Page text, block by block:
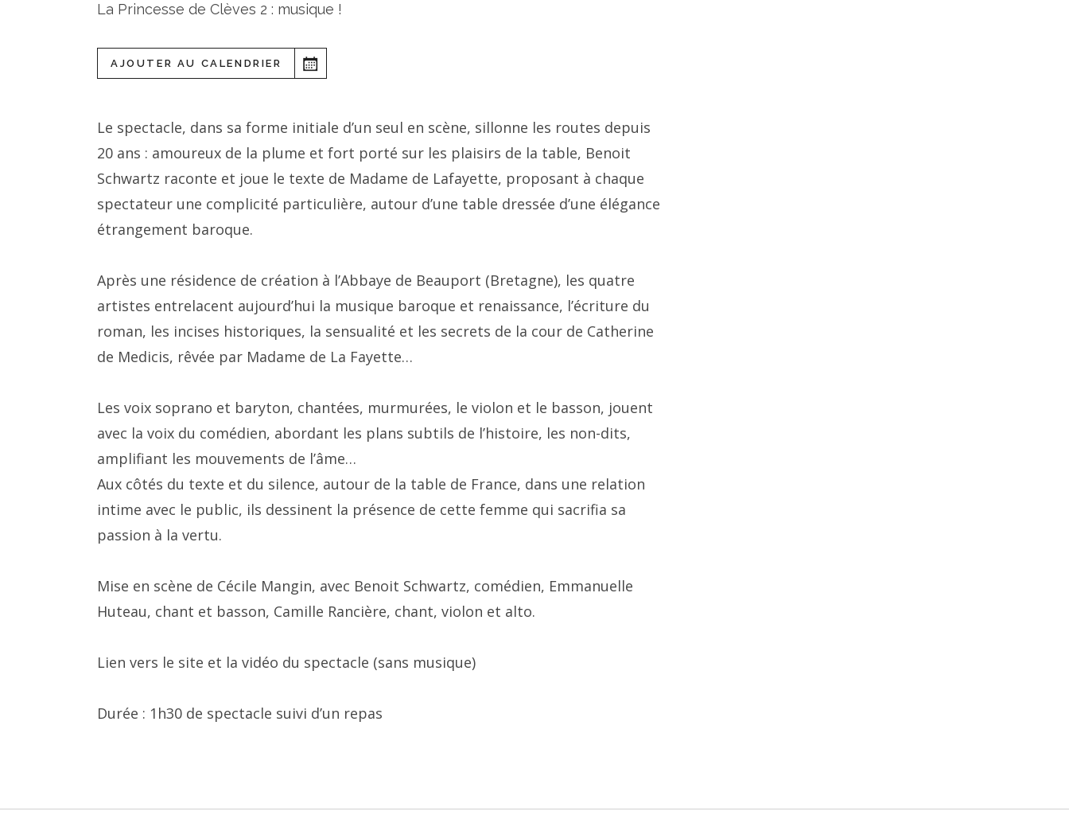
La Princesse de Clèves 2 : musique !
AJOUTER AU CALENDRIER
Le spectacle, dans sa forme initiale d’un seul en scène, sillonne les routes depuis
20 ans : amoureux de la plume et fort porté sur les plaisirs de la table, Benoit
Schwartz raconte et joue le texte de Madame de Lafayette, proposant à chaque
spectateur une complicité particulière, autour d’une table dressée d’une élégance
étrangement baroque.
Après une résidence de création à l’Abbaye de Beauport (Bretagne), les quatre
artistes entrelacent aujourd’hui la musique baroque et renaissance, l’écriture du
roman, les incises historiques, la sensualité et les secrets de la cour de Catherine
de Medicis, rêvée par Madame de La Fayette…
Les voix soprano et baryton, chantées, murmurées, le violon et le basson, jouent
avec la voix du comédien, abordant les plans subtils de l’histoire, les non-dits,
amplifiant les mouvements de l’âme…
Aux côtés du texte et du silence, autour de la table de France, dans une relation
intime avec le public, ils dessinent la présence de cette femme qui sacrifia sa
passion à la vertu.
Mise en scène de Cécile Mangin, avec Benoit Schwartz, comédien, Emmanuelle
Huteau, chant et basson, Camille Rancière, chant, violon et alto.
Lien vers le site et la vidéo du spectacle (sans musique)
Durée : 1h30 de spectacle suivi d’un repas